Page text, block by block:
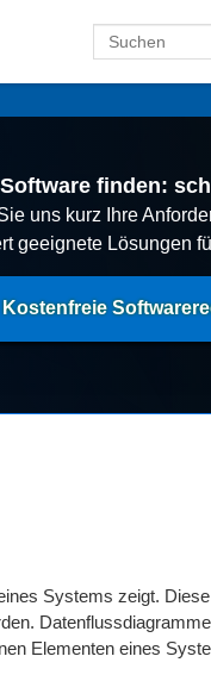
finden:
uns kurz Ihre
geeignete Lösungen
Kostenfreie
Systems zeigt.
Elementen eines